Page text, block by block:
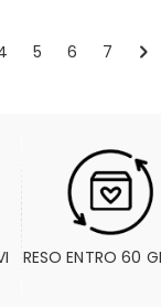
5 6 7
RESO ENTRO 60